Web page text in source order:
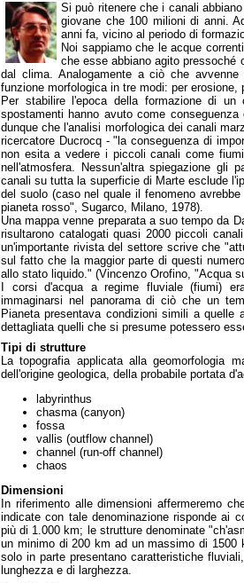
Si può ritenere che i canali
giovane che 100 milioni di anni.
anni fa, vicino al periodo di
Noi sappiamo che le acque
che esse abbiano agito pressoché
dal clima. Analogamente a ciò che
funzione morfologica in tre modi: per erosione,
Per stabilire l'epoca della formazione di
spostamenti hanno avuto come
dunque che l'analisi morfologica dei canali
ricercatore Ducrocq - "la conseguenza di
non esita a vedere i piccoli canali come
nell'atmosfera. Nessun'altra spiegazione gli
canali su tutta la superficie di Marte esclude
del suolo (caso nel quale il fenomeno
pianeta rosso", Sugarco, Milano, 1978).
Una mappa venne preparata a suo tempo da
risultarono catalogati quasi 2000 piccoli
un'importante rivista del settore scrive che
sul fatto che la maggior parte di questi
allo stato liquido." (Vincenzo Orofino, "Acqua
I corsi d'acqua a regime fluviale (fiumi)
immaginarsi nel panorama di ciò che un
Pianeta presentava condizioni simili a quelle
dettagliata quelli che si presume potessero
Tipi di strutture
La topografia applicata alla geomorfologia
dell'origine geologica, della probabile portata
labyrinthus
chasma (canyon)
fossa
vallis (outflow channel)
channel (run-off channel)
chaos
Dimensioni
In riferimento alle dimensioni affermeremo
indicate con tale denominazione risponde ai
più di 1.000 km; le strutture denominate
un minimo di 200 km ad un massimo di
solo in parte presentano caratteristiche
lunghezza e di larghezza.